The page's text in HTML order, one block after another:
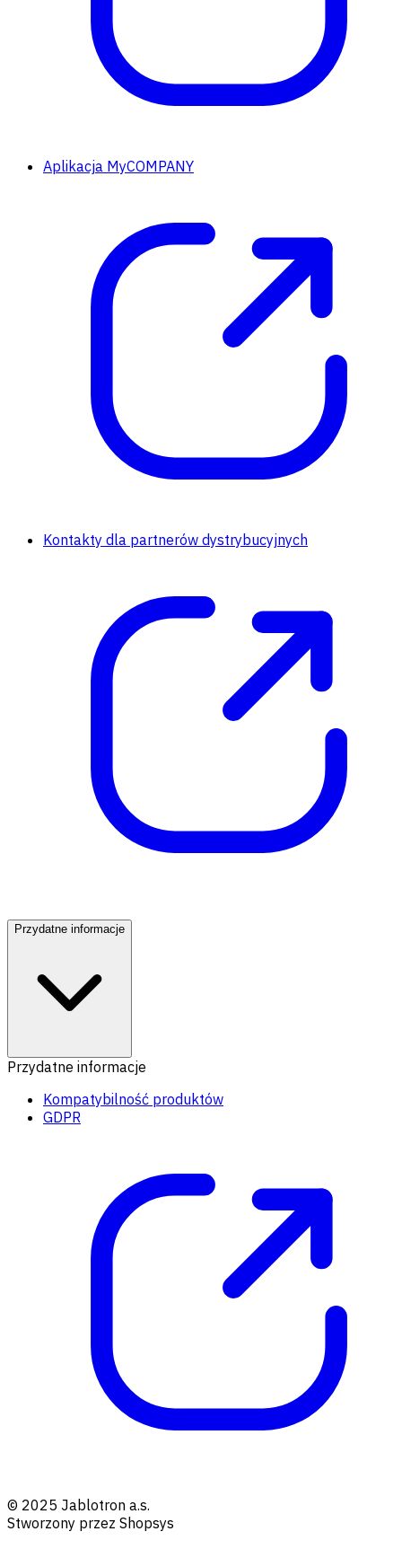
Aplikacja MyCOMPANY
Kontakty dla partnerów dystrybucyjnych
Przydatne informacje
Przydatne informacje
Kompatybilność produktów
GDPR
© 2025 Jablotron a.s.
Stworzony przez Shopsys